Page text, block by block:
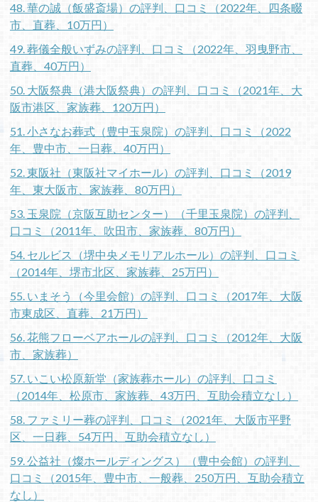
48. 華の誠（飯盛斎場）の評判、口コミ（2022年、四条畷
市、直葬、10万円）
49. 葬儀全般いずみの評判、口コミ（2022年、羽曳野市、
直葬、40万円）
50. 大阪祭典（港大阪祭典）の評判、口コミ（2021年、大
阪市港区、家族葬、120万円）
51. 小さなお葬式（豊中玉泉院）の評判、口コミ（2022
年、豊中市、一日葬、40万円）
52. 東阪社（東阪社マイホール）の評判、口コミ（2019
年、東大阪市、家族葬、80万円）
53. 玉泉院（京阪互助センター）（千里玉泉院）の評判、
口コミ（2011年、吹田市、家族葬、80万円）
54. セルビス（堺中央メモリアルホール）の評判、口コミ
（2014年、堺市北区、家族葬、25万円）
55. いまそう（今里会館）の評判、口コミ（2017年、大阪
市東成区、直葬、21万円）
56. 花熊フローベアホールの評判、口コミ（2012年、大阪
市、家族葬）
57. いこい松原新堂（家族葬ホール）の評判、口コミ
（2014年、松原市、家族葬、43万円、互助会積立なし）
58. ファミリー葬の評判、口コミ（2021年、大阪市平野
区、一日葬、54万円、互助会積立なし）
59. 公益社（燦ホールディングス）（豊中会館）の評判、
口コミ（2015年、豊中市、一般葬、250万円、互助会積立
なし）